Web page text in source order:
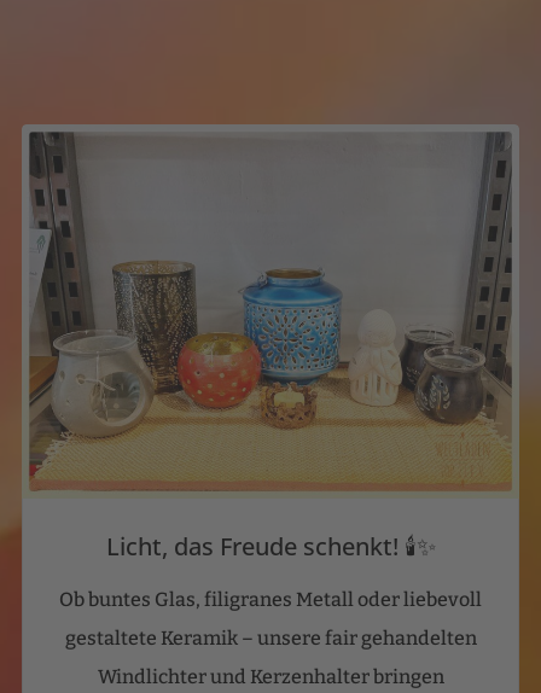
Licht, das Freude schenkt! 🕯️✨
Ob buntes Glas, filigranes Metall oder liebevoll
gestaltete Keramik – unsere fair gehandelten
Windlichter und Kerzenhalter bringen